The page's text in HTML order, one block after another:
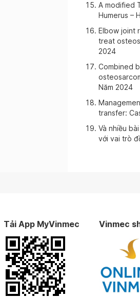
18-09-2025
04-09-2025
A modified
Humerus –
Elbow joint
treat
2024
Combined
Năm 2024
transfer:
Và nhiều
với vai trò
Tải App MyVinmec Vinmec